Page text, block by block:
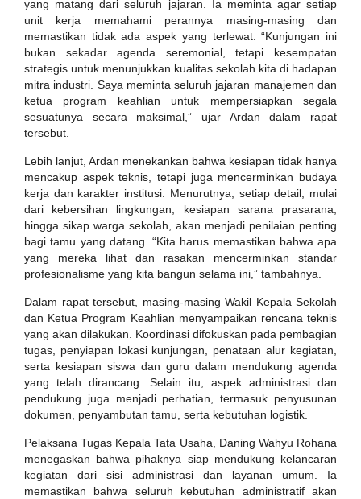
yang matang dari seluruh jajaran. Ia meminta agar setiap
unit kerja memahami perannya masing-masing dan
memastikan tidak ada aspek yang terlewat. “Kunjungan ini
bukan sekadar agenda seremonial, tetapi kesempatan
strategis untuk menunjukkan kualitas sekolah kita di hadapan
mitra industri. Saya meminta seluruh jajaran manajemen dan
ketua program keahlian untuk mempersiapkan segala
sesuatunya secara maksimal,” ujar Ardan dalam rapat
tersebut.
Lebih lanjut, Ardan menekankan bahwa kesiapan tidak hanya
mencakup aspek teknis, tetapi juga mencerminkan budaya
kerja dan karakter institusi. Menurutnya, setiap detail, mulai
dari kebersihan lingkungan, kesiapan sarana prasarana,
hingga sikap warga sekolah, akan menjadi penilaian penting
bagi tamu yang datang. “Kita harus memastikan bahwa apa
yang mereka lihat dan rasakan mencerminkan standar
profesionalisme yang kita bangun selama ini,” tambahnya.
Dalam rapat tersebut, masing-masing Wakil Kepala Sekolah
dan Ketua Program Keahlian menyampaikan rencana teknis
yang akan dilakukan. Koordinasi difokuskan pada pembagian
tugas, penyiapan lokasi kunjungan, penataan alur kegiatan,
serta kesiapan siswa dan guru dalam mendukung agenda
yang telah dirancang. Selain itu, aspek administrasi dan
pendukung juga menjadi perhatian, termasuk penyusunan
dokumen, penyambutan tamu, serta kebutuhan logistik.
Pelaksana Tugas Kepala Tata Usaha, Daning Wahyu Rohana
menegaskan bahwa pihaknya siap mendukung kelancaran
kegiatan dari sisi administrasi dan layanan umum. Ia
memastikan bahwa seluruh kebutuhan administratif akan